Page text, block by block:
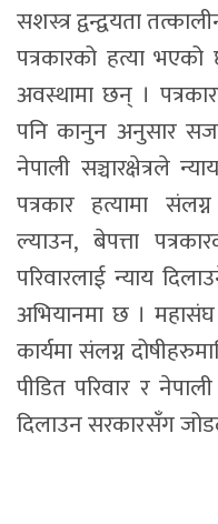
सशस्त्र द्वन्द्वयता
पत्रकारको हत्या
अवस्थामा छन् ।
पनि कानुन अनुसार
नेपाली सञ्चारक्षेत्रले
पत्रकार हत्यामा
ल्याउन, बेपत्ता
परिवारलाई न्याय
अभियानमा छ । महासंघ
कार्यमा संलग्न
पीडित परिवार र
दिलाउन सरकारसँग